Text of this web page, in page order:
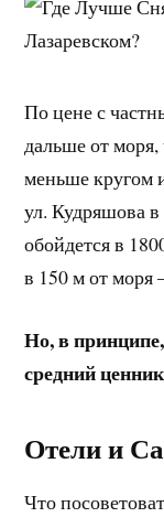
По цене с
дальше от
меньше кругом
ул. Кудряшова
обойдется в
в 150 м от моря
Но, в
средний
Отели и
Что